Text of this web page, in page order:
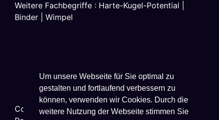
Um unsere Webseite für Sie optimal zu
gestalten und fortlaufend verbessern zu
können, verwenden wir Cookies. Durch die
weitere Nutzung der Webseite stimmen Sie
Weitere Fachbegriffe : Harte-Kugel-Potential
Binder
Wimpel
Copyright © 2026Techniklexikon.net - All Rights